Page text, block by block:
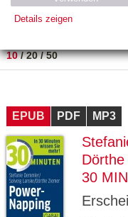
PREIS
10/20/50
EPUB PDF MP3
30
Details zeigen
Name Zweck
ESSION
_ID
verlag.
de
GV_CO
OKIES
gabal-